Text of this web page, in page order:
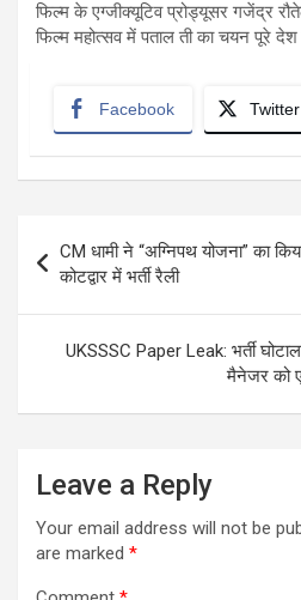
फिल्म के एग्जीक्यूटिव प्रोड्यूसर गजेंद्र
फिल्म महोत्सव में पताल ती का चयन पूरे देश
Facebook Twitter
navigation
CM धामी ने “अग्निपथ योजना” का
कोटद्वार में भर्ती रैली
UKSSSC Paper Leak: भर्ती
मैनेजर को
Leave a Reply
Your email address will not be
are marked *